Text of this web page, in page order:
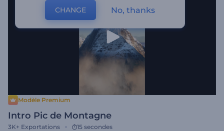
Modèle Premium
Intro Pic de Montagne
3K+ Exportations 15 secondes
CHANGE No, thanks